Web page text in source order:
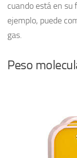
cuando está en su
ejemplo, puede
gas.
Peso